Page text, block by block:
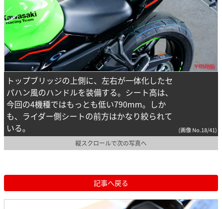
トップブリッジの上側に、左右が一体化したセ
パハン風のハンドルを装備する。シート高は、
今回の4機種ではもっとも低い790mm。しか
も、ライダー側シートの前方はかなり絞られて
いる。
(画像 No.18/41)
縦スクロールで次の写真へ
記事へ戻る